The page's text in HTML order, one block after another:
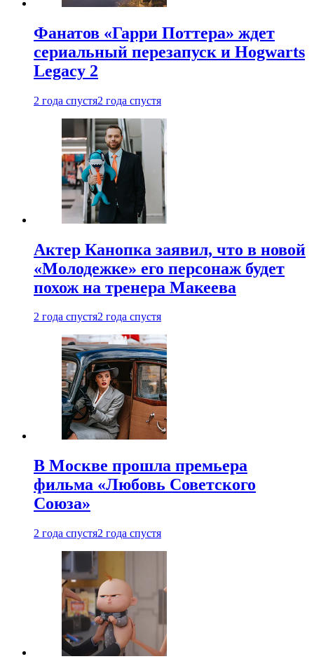
Фанатов «Гарри Поттера» ждет
сериальный перезапуск и Hogwarts
Legacy 2
2 года спустя2 года спустя
Актер Канопка заявил, что в новой
«Молодежке» его персонаж будет
похож на тренера Макеева
2 года спустя2 года спустя
В Москве прошла премьера
фильма «Любовь Советского
Союза»
2 года спустя2 года спустя